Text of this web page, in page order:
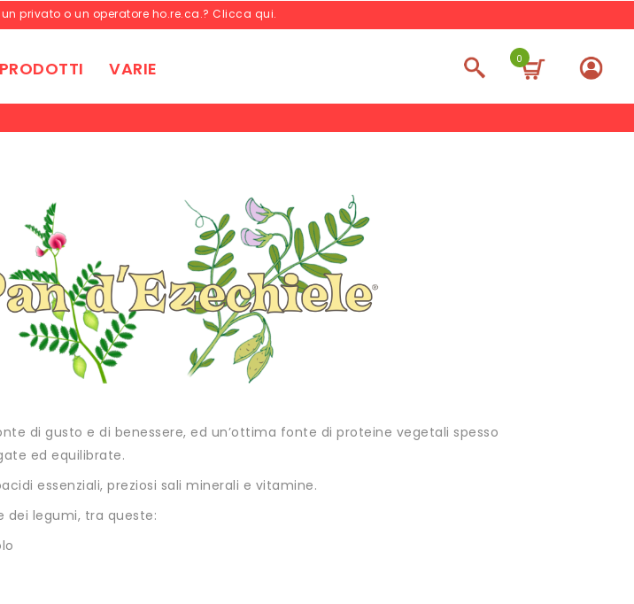
un privato o un operatore ho.re.ca.? Clicca qui.
0
VARIE
di gusto e di benessere, ed un’ottima fonte di proteine vegetali spesso
ed equilibrate.
essenziali, preziosi sali minerali e vitamine.
dei legumi, tra queste: